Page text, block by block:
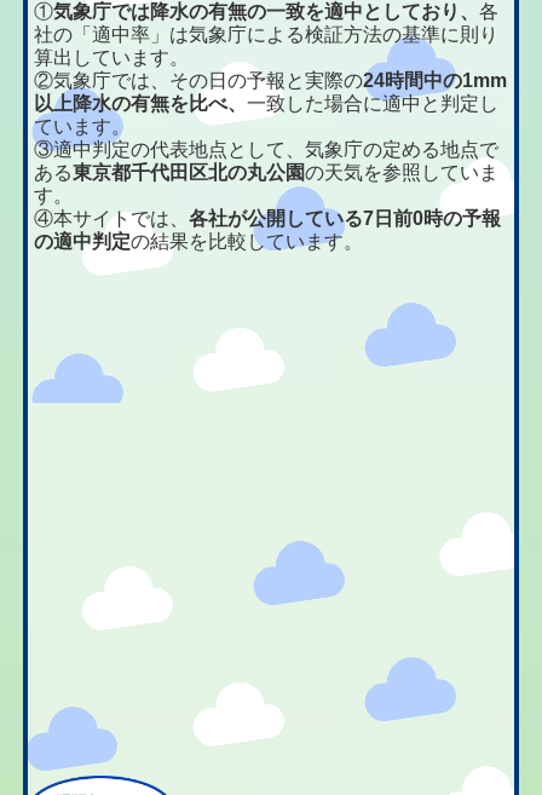
①気象庁では降水の有無の一致を適中としており、各
社の「適中率」は気象庁による検証方法の基準に則り
算出しています。
②気象庁では、その日の予報と実際の24時間中の1mm
以上降水の有無を比べ、一致した場合に適中と判定し
ています。
③適中判定の代表地点として、気象庁の定める地点で
ある東京都千代田区北の丸公園の天気を参照していま
す。
④本サイトでは、各社が公開している7日前0時の予報
の適中判定の結果を比較しています。